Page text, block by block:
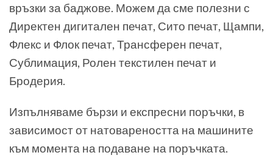
връзки за баджове. Можем да сме полезни с
Директен дигитален печат, Сито печат, Щампи,
Флекс и Флок печат, Трансферен печат,
Сублимация, Ролен текстилен печат и
Бродерия.
Изпълняваме бързи и експресни поръчки, в
зависимост от натовареността на машините
към момента на подаване на поръчката.